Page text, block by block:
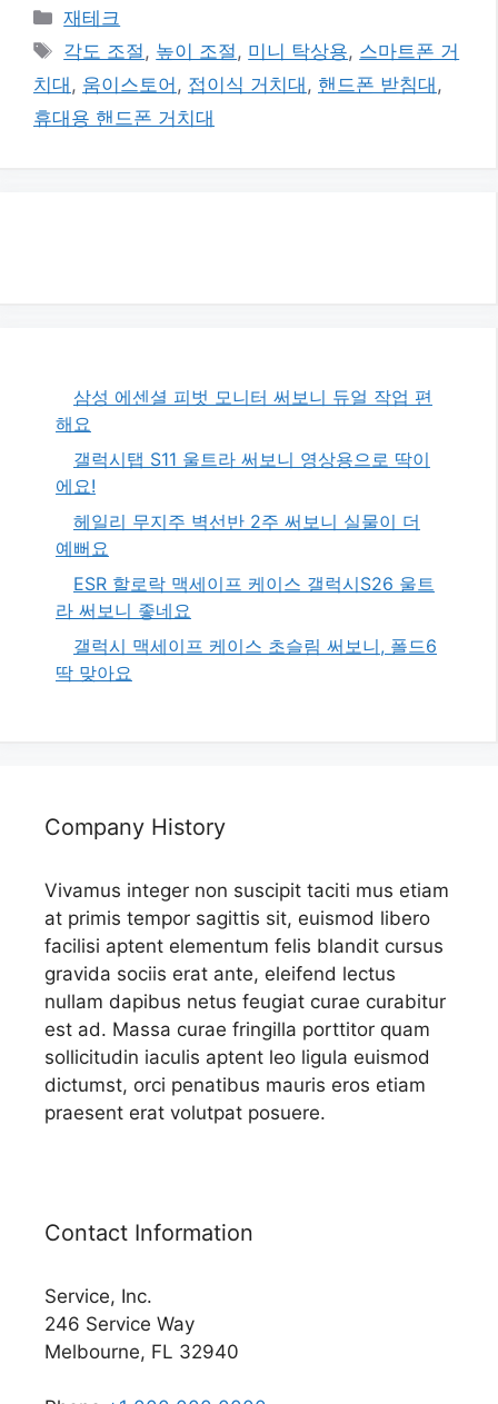
카
테
고
리
재테크
태
그
각도 조절 , 높이 조절 , 미니 탁상용, 스마트폰 거
치대 , 움이스토어 , 접이식 거치대 , 핸드폰 받침대 ,
휴대용 핸드폰 거치대
삼성 에센셜 피벗 모니터 써보니 듀얼 작업 편
해요
갤럭시탭 S11 울트라 써보니 영상용으로 딱이
에요!
헤일리 무지주 벽선반 2주 써보니 실물이 더
예뻐요
ESR 할로락 맥세이프 케이스 갤럭시S26 울트
라 써보니 좋네요
갤럭시 맥세이프 케이스 초슬림 써보니, 폴드6
딱 맞아요
Company History
Vivamus integer non suscipit taciti mus etiam
at primis tempor sagittis sit, euismod libero
facilisi aptent elementum felis blandit cursus
gravida sociis erat ante, eleifend lectus
nullam dapibus netus feugiat curae curabitur
est ad. Massa curae fringilla porttitor quam
sollicitudin iaculis aptent leo ligula euismod
dictumst, orci penatibus mauris eros etiam
praesent erat volutpat posuere.
Contact Information
Service, Inc.
246 Service Way
Melbourne, FL 32940